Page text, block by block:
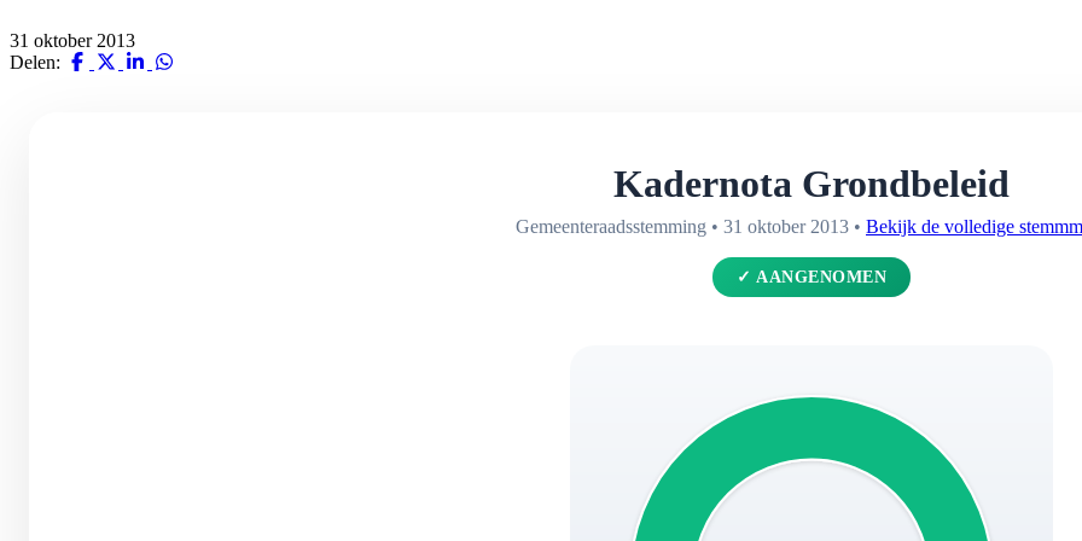
31 oktober 2013
Delen:
Kadernota Grondbeleid
Gemeenteraadsstemming • 31 oktober 2013 • Bekijk de volledige
✓ AANGENOMEN